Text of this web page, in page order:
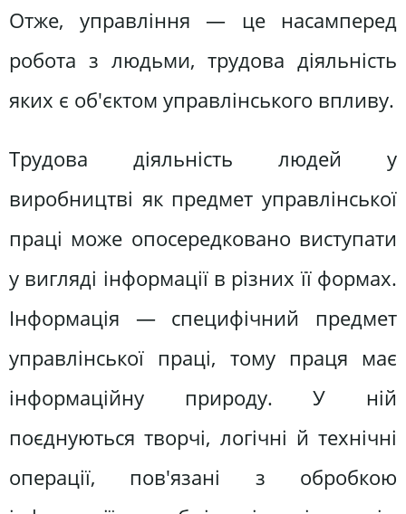
Отже, управління — це насамперед
робота з людьми, трудова діяльність
яких є об'єктом управлінського впливу.
Трудова діяльність людей у
виробництві як предмет управлінської
праці може опосередковано виступати
у вигляді інформації в різних її формах.
Інформація — специфічний предмет
управлінської праці, тому праця має
інформаційну природу. У ній
поєднуються творчі, логічні й технічні
операції, пов'язані з обробкою